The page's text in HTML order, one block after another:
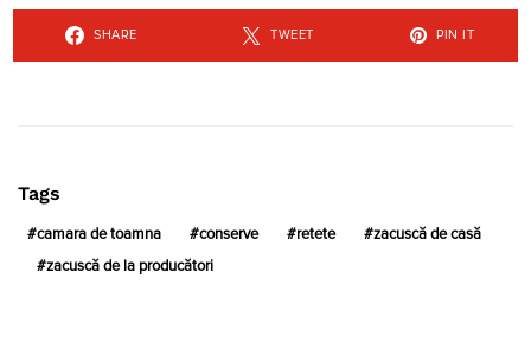
SHARE TWEET PIN IT
Tags
camara de toamna conserve retete zacuscă de casă
zacuscă de la producători